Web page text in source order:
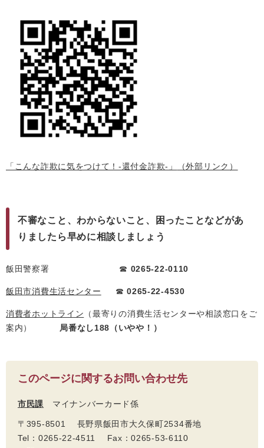
「こんな詐欺に気をつけて！-還付金詐欺-」 （外部リンク）
不審なこと、わからないこと、困ったことなどがあ
りましたら早めに相談しましょう
飯田警察署 ☎ 0265-22-0110
飯田市消費生活センター ☎0265-22-4530
消費者ホットライン （最寄りの消費生活センターや相談窓口をご
案内）
局番なし188（いやや！）
このページに関するお問い合わせ先
市民課 マイナンバーカード係
〒395-8501 長野県飯田市大久保町2534番地
Tel：0265-22-4511 Fax：0265-53-6110